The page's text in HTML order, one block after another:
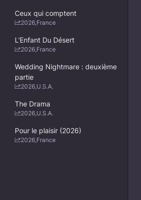
Ceux qui comptent
2026,France
L'Enfant Du Désert
2026,France
Wedding Nightmare : deuxième
partie
2026,U.S.A.
The Drama
2026,U.S.A.
Pour le plaisir (2026)
2026,France